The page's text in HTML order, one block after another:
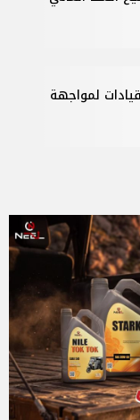
لمواجهة